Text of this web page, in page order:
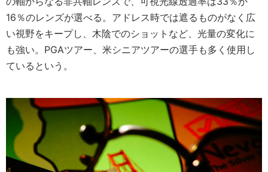
16％のレンズが選べる。アドレス時では遮るものがなく広
い視野をキープし、木陰でのショットなど、光量の変化に
も強い。PGAツアー、米シニアツアーの選手も多く使用し
ているという。